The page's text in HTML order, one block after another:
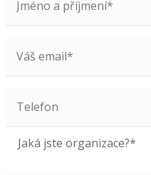
Jaká jste organizace?*